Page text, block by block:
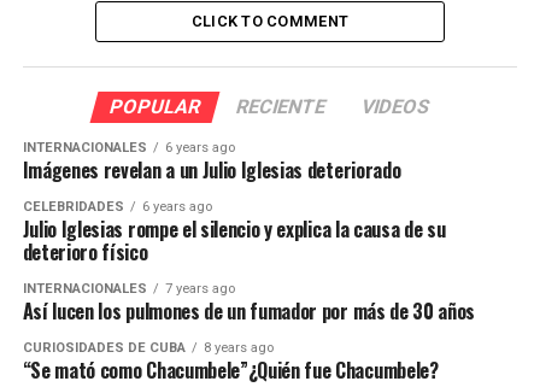
CLICK TO COMMENT
POPULAR RECIENTE VIDEOS
INTERNACIONALES 6 years ago
Imágenes revelan a un Julio Iglesias deteriorado
CELEBRIDADES 6 years ago
Julio Iglesias rompe el silencio y explica la causa de su
deterioro físico
INTERNACIONALES 7 years ago
Así lucen los pulmones de un fumador por más de 30 años
CURIOSIDADES DE CUBA 8 years ago
“Se mató como Chacumbele”¿Quién fue Chacumbele?